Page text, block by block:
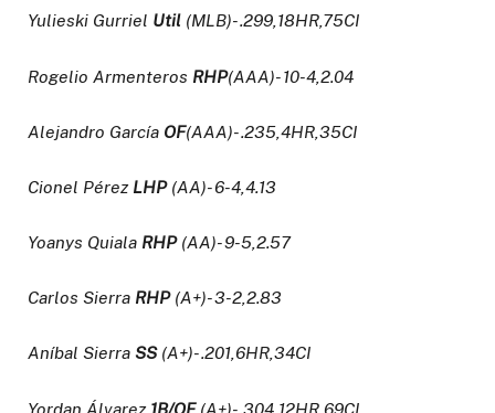
Yulieski Gurriel Util (MLB)- .299,18HR,75CI
Rogelio Armenteros RHP(AAA)- 10-4,2.04
Alejandro García OF(AAA)- .235,4HR,35CI
Cionel Pérez LHP(AA)- 6-4,4.13
Yoanys Quiala RHP(AA)- 9-5,2.57
Carlos Sierra RHP(A+)- 3-2,2.83
Aníbal Sierra SS(A+)- .201,6HR,34CI
Yordan Álvarez 1B/OF(A+)- .304,12HR,69CI